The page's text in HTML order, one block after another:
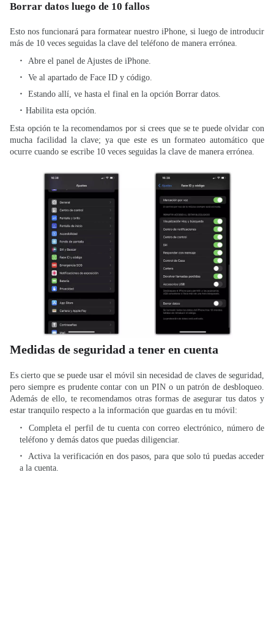
Borrar datos luego de 10 fallos
Esto nos funcionará para formatear nuestro iPhone, si luego de introducir
más de 10 veces seguidas la clave del teléfono de manera errónea.
Abre el panel de Ajustes de iPhone.
Ve al apartado de Face ID y código.
Estando allí, ve hasta el final en la opción Borrar datos.
Habilita esta opción.
Esta opción te la recomendamos por si crees que se te puede olvidar con
mucha facilidad la clave; ya que este es un formateo automático que
ocurre cuando se escribe 10 veces seguidas la clave de manera errónea.
Medidas de seguridad a tener en cuenta
Es cierto que se puede usar el móvil sin necesidad de claves de seguridad,
pero siempre es prudente contar con un PIN o un patrón de desbloqueo.
Además de ello, te recomendamos otras formas de asegurar tus datos y
estar tranquilo respecto a la información que guardas en tu móvil:
Completa el perfil de tu cuenta con correo electrónico, número de
teléfono y demás datos que puedas diligenciar.
Activa la verificación en dos pasos, para que solo tú puedas acceder
a la cuenta.